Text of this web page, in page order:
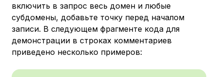
включить в запрос весь домен и любые
субдомены, добавьте точку перед началом
записи. В следующем фрагменте кода для
демонстрации в строках комментариев
приведено несколько примеров: